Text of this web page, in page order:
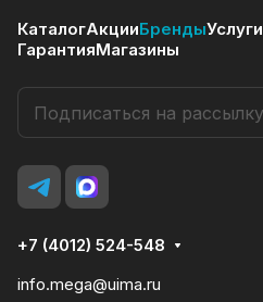
КаталогАкцииБрендыУслуги
ГарантияМагазины
+7 (4012) 524-548
info.mega@uima.ru